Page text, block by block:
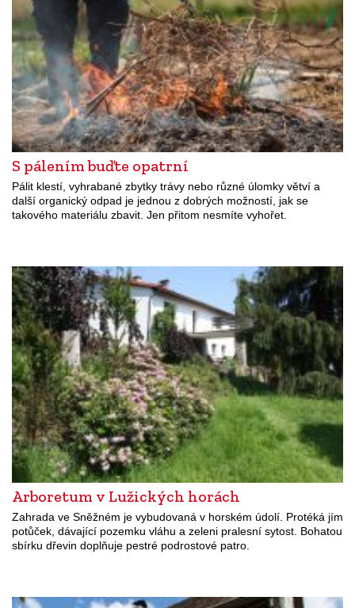
S pálením buďte opatrní
Pálit klestí, vyhrabané zbytky trávy nebo různé úlomky větví a
další organický odpad je jednou z dobrých možností, jak se
takového materiálu zbavit. Jen přitom nesmíte vyhořet.
Arboretum v Lužických horách
Zahrada ve Sněžném je vybudovaná v horském údolí. Protéká jím
potůček, dávající pozemku vláhu a zeleni pralesní sytost. Bohatou
sbírku dřevin doplňuje pestré podrostové patro.